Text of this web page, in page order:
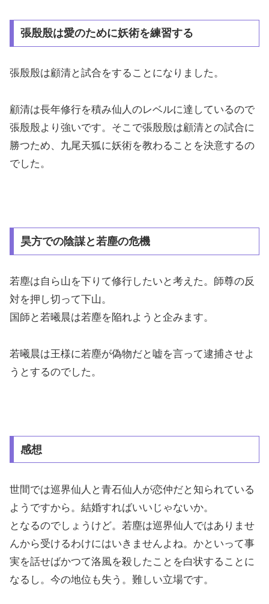
張殷殷は愛のために妖術を練習する
張殷殷は顧清と試合をすることになりました。
顧清は長年修行を積み仙人のレベルに達しているので
張殷殷より強いです。そこで張殷殷は顧清との試合に
勝つため、九尾天狐に妖術を教わることを決意するの
でした。
昊方での陰謀と若塵の危機
若塵は自ら山を下りて修行したいと考えた。師尊の反
対を押し切って下山。
国師と若曦晨は若塵を陥れようと企みます。
若曦晨は王様に若塵が偽物だと嘘を言って逮捕させよ
うとするのでした。
感想
世間では巡界仙人と青石仙人が恋仲だと知られている
ようですから。結婚すればいいじゃないか。
となるのでしょうけど。若塵は巡界仙人ではありませ
んから受けるわけにはいきませんよね。かといって事
実を話せばかつて洛風を殺したことを白状することに
なるし。今の地位も失う。難しい立場です。